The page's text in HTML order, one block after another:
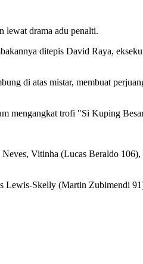
lewat drama adu penalti.
ditepis David Raya,
di atas mistar, membuat
mengangkat trofi "Si Kuping
Vitinha (Lucas Beraldo
Lewis-Skelly (Martin Zubimendi